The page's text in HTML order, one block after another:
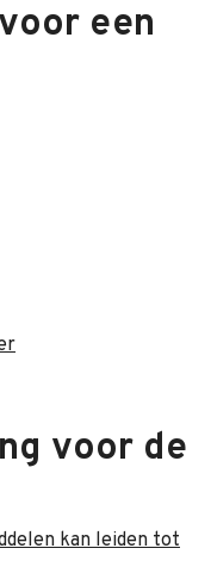
een
voor de
kan leiden tot